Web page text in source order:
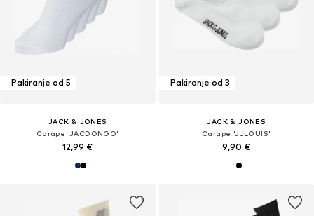
Pakiranje od 5
JACK & JONES
Čarape 'JACDONGO'
12,99 €
Pakiranje od 3
JACK & JONES
Čarape 'JJLOUIS'
9,90 €